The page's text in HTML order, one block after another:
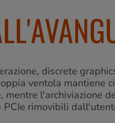
discrete
ventola mantiene
l'archiviazione
PCIe rimovibili